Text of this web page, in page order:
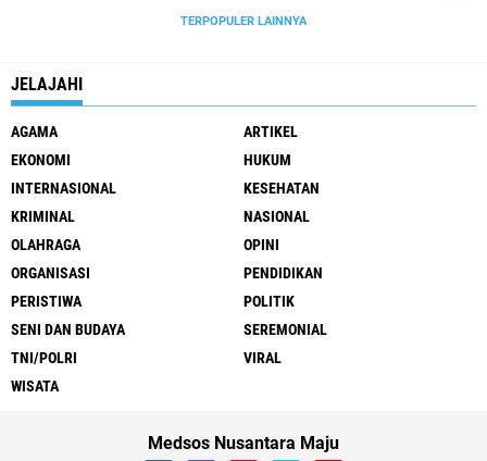
TERPOPULER LAINNYA
JELAJAHI
AGAMA
ARTIKEL
EKONOMI
HUKUM
INTERNASIONAL
KESEHATAN
KRIMINAL
NASIONAL
OLAHRAGA
OPINI
ORGANISASI
PENDIDIKAN
PERISTIWA
POLITIK
SENI DAN BUDAYA
SEREMONIAL
TNI/POLRI
VIRAL
WISATA
Medsos Nusantara Maju